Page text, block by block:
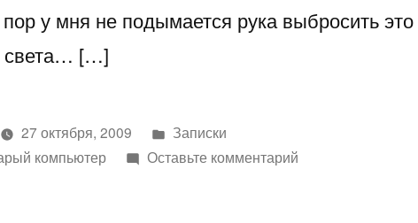
пор у мня не подымается рука выбросить это
света… […]
27 октября, 2009
Написано
в
Записки
компьютер Оставьте комментарий